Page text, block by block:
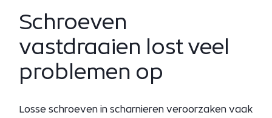
Schroeven
vastdraaien lost veel
problemen op
Losse schroeven in scharnieren veroorzaken vaak